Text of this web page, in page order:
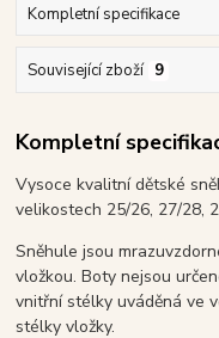
Kompletní specifikace
Související zboží 9
Kompletní
Vysoce kvalitní dětské
velikostech 25/26, 27/28,
Sněhule jsou
vložkou. Boty nejsou
vnitřní stélky uváděná ve
stélky vložky.